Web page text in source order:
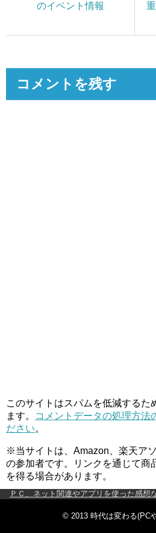
のイベント情報
コメントを残す
このサイトはスパムを低減するた
ます。
コメントデータの処理方法
ださい。
※当サイトは、Amazon、楽天ア
の参加者です。リンクを通じて商
を得る場合があります。
ＰＣ、ネット関連やアプリを使った感想
© 2013 時代は変わる(PC